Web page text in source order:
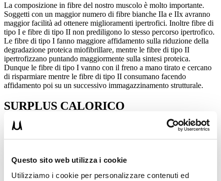
Questo sito web utilizza i cookie
Utilizziamo i cookie per personalizzare contenuti ed
La composizione in fibre del nostro muscolo è molto importante.
Soggetti con un maggior numero di fibre bianche IIa e IIx avranno
maggior facilità ad ottenere miglioramenti ipertrofici. Inoltre fibre di
tipo I e fibre di tipo II non prediligono lo stesso percorso ipertrofico.
Le fibre di tipo I fanno maggiore affidamento sulla riduzione della
degradazione proteica miofibrillare, mentre le fibre di tipo II
ipertrofizzano puntando maggiormente sulla sintesi proteica.
Dunque le fibre di tipo I vanno con il freno a mano tirato e cercano
di risparmiare mentre le fibre di tipo II consumano facendo
affidamento poi su un successivo immagazzinamento strutturale.
SURPLUS CALORICO
Se vogliamo aumentare le massa magra non possiamo sottrarci ad
sana e corretta alimentazione. Essenziale sarà creare un giusto pool
aminoacidico, una giusta quantità energetica tramite carboidrati e